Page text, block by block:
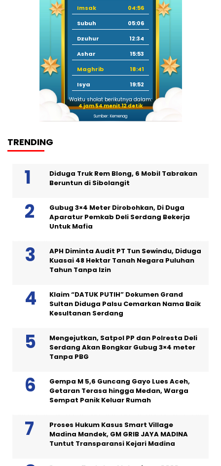
Imsak
04:56
Subuh
05:06
Dzuhur
12:34
Ashar
15:53
Maghrib
18:41
Isya
19:52
Waktu sholat berikutnya dalam:
4 jam 54 menit 11 detik
Sumber: Kemenag
TRENDING
Diduga Truk Rem Blong, 6 Mobil Tabrakan
Beruntun di Sibolangit
Gubug 3×4 Meter Dirobohkan, Di Duga
Aparatur Pemkab Deli Serdang Bekerja
Untuk Mafia
APH Diminta Audit PT Tun Sewindu, Diduga
Kuasai 48 Hektar Tanah Negara Puluhan
Tahun Tanpa Izin
Klaim “DATUK PUTIH” Dokumen Grand
Sultan Diduga Palsu Cemarkan Nama Baik
Kesultanan Serdang
Mengejutkan, Satpol PP dan Polresta Deli
Serdang Akan Bongkar Gubug 3×4 meter
Tanpa PBG
Gempa M 5,6 Guncang Gayo Lues Aceh,
Getaran Terasa hingga Medan, Warga
Sempat Panik Keluar Rumah
Proses Hukum Kasus Smart Village
Madina Mandek, GM GRIB JAYA MADINA
Tuntut Transparansi Kejari Madina